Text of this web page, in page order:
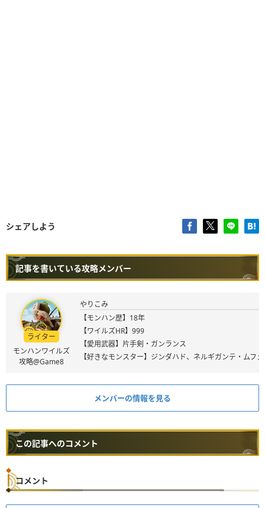
シェアしよう
記事を書いている攻略メンバー
ライター
モンハンワイルズ
攻略@Game8
やりこみ
【モンハン歴】18年
【ワイルズHR】999
【愛用武器】片手剣・ガンランス
【好きなモンスター】ジンダハド、ネルギガンテ・ムフ
メンバーの情報を見る
この記事へのコメント
コメント